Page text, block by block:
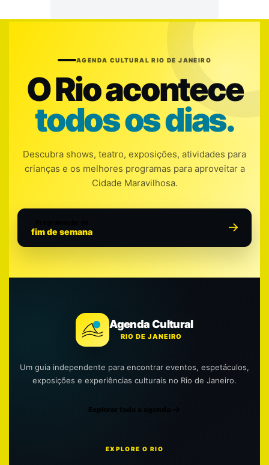
AGENDA CULTURAL RIO DE JANEIRO
O Rio acontece
todos os dias.
Descubra shows, teatro, exposições, atividades para
crianças e os melhores programas para aproveitar a
Cidade Maravilhosa.
fim de semana
Agenda Cultural
RIO DE JANEIRO
Um guia independente para encontrar eventos, espetáculos,
exposições e experiências culturais no Rio de Janeiro.
Explorar toda a agenda
EXPLORE O RIO